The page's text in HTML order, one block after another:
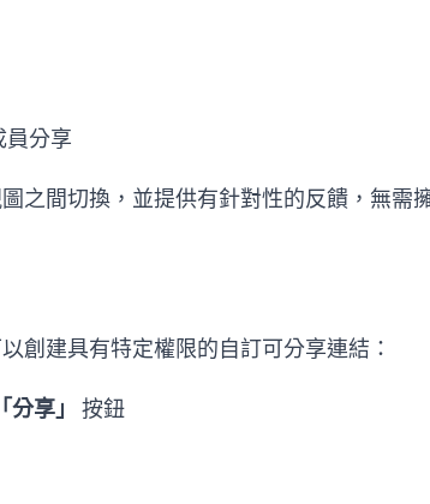
員分享
之間切換，並提供有針對性的反饋，無需
創建具有特定權限的自訂可分享連結：
「分享」
按鈕